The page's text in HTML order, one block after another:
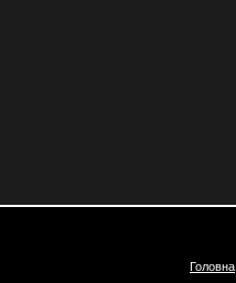
Головна